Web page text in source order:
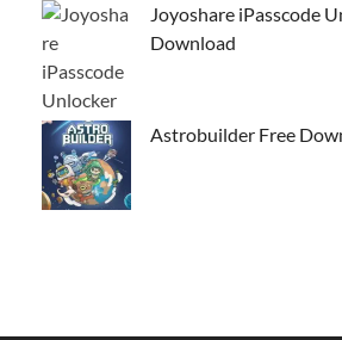
Joyoshare iPasscode
Download
Astrobuilder Free